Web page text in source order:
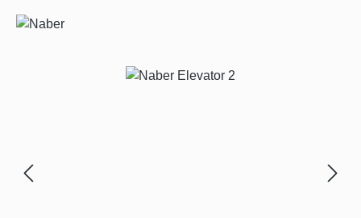
Bildergalerie überspringen